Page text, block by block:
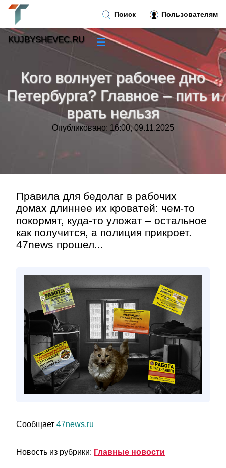
Кого волнует рабочее дно
Петербурга? Главное – пить и
врать нельзя
Опубликовано: 16:00, 09.11.2025
Правила для бедолаг в рабочих
домах длиннее их кроватей: чем-то
покормят, куда-то уложат – остальное
как получится, а полиция прикроет.
47news прошел...
Сообщает 47news.ru
Новость из рубрики: Главные новости
Поиск Пользователям
KUJBYSHEVEC.RU ☰
Новости»
Тренды новостей »
Рубрики»
Контакт»